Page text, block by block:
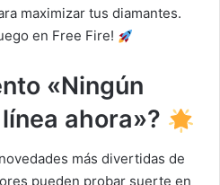
maximizar tus diamantes.
en Free Fire!
«Ningún
ahora»?
más divertidas de
pueden probar suerte en